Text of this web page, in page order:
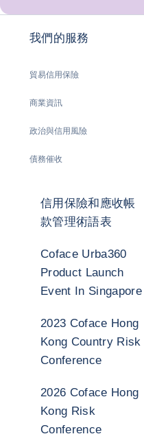
我們的服務
貿易信用保險
商業資訊
政治與信用風險
債務催收
信用保險和應收帳
款管理術語表
Coface Urba360
Product Launch
Event In Singapore
2023 Coface Hong
Kong Country Risk
Conference
2026 Coface Hong
Kong Risk
Conference